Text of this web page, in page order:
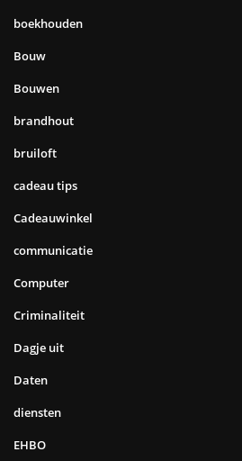
boekhouden
Bouw
Bouwen
brandhout
bruiloft
cadeau tips
Cadeauwinkel
communicatie
Computer
Criminaliteit
Dagje uit
Daten
diensten
EHBO